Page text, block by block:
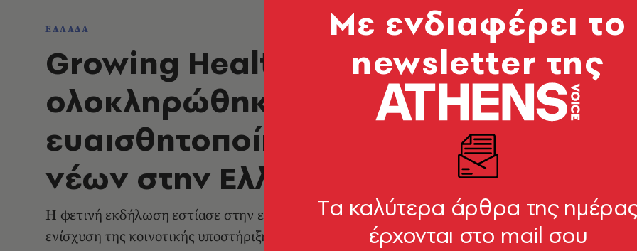
ΕΛΛΑΔΑ
Growing Healthier Together: Με
ολοκληρώθηκε η δράση ενίσχυσης
ευαισθητοποίησης για την ψυχική
νέων στην Ελλάδα
Η φετινή εκδήλωση εστίασε στην ενσωμάτωση της ψυχικής υγείας στην πρωτοβάθμια φροντίδα
ενίσχυση της κοινοτικής υποστήριξης
Mε ενδιαφέρει το
newsletter της
Tα καλύτερα άρθρα της
έρχονται στο mail σου